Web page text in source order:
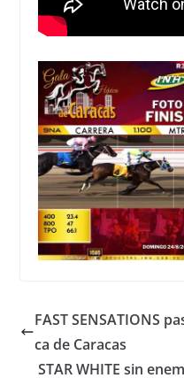
FAST SENSATIONS
ca de Caracas
STAR WHITE sin